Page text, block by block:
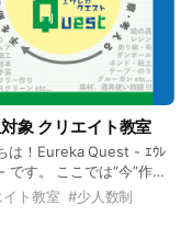
象 クリエイト教室
は！Eureka Quest - ｴｳﾚ
です。 ここでは“今”作り
を“今“ひらめいたアイデ
ト教室 #少人数制